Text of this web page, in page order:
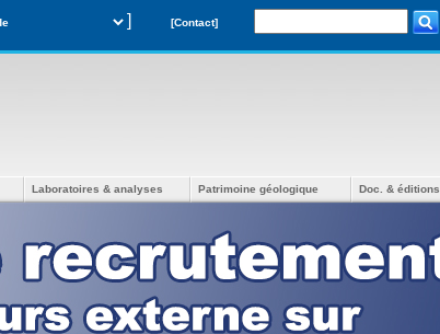
] [Contact]
Laboratoires & analyses Patrimoine géologique Doc. & éditions